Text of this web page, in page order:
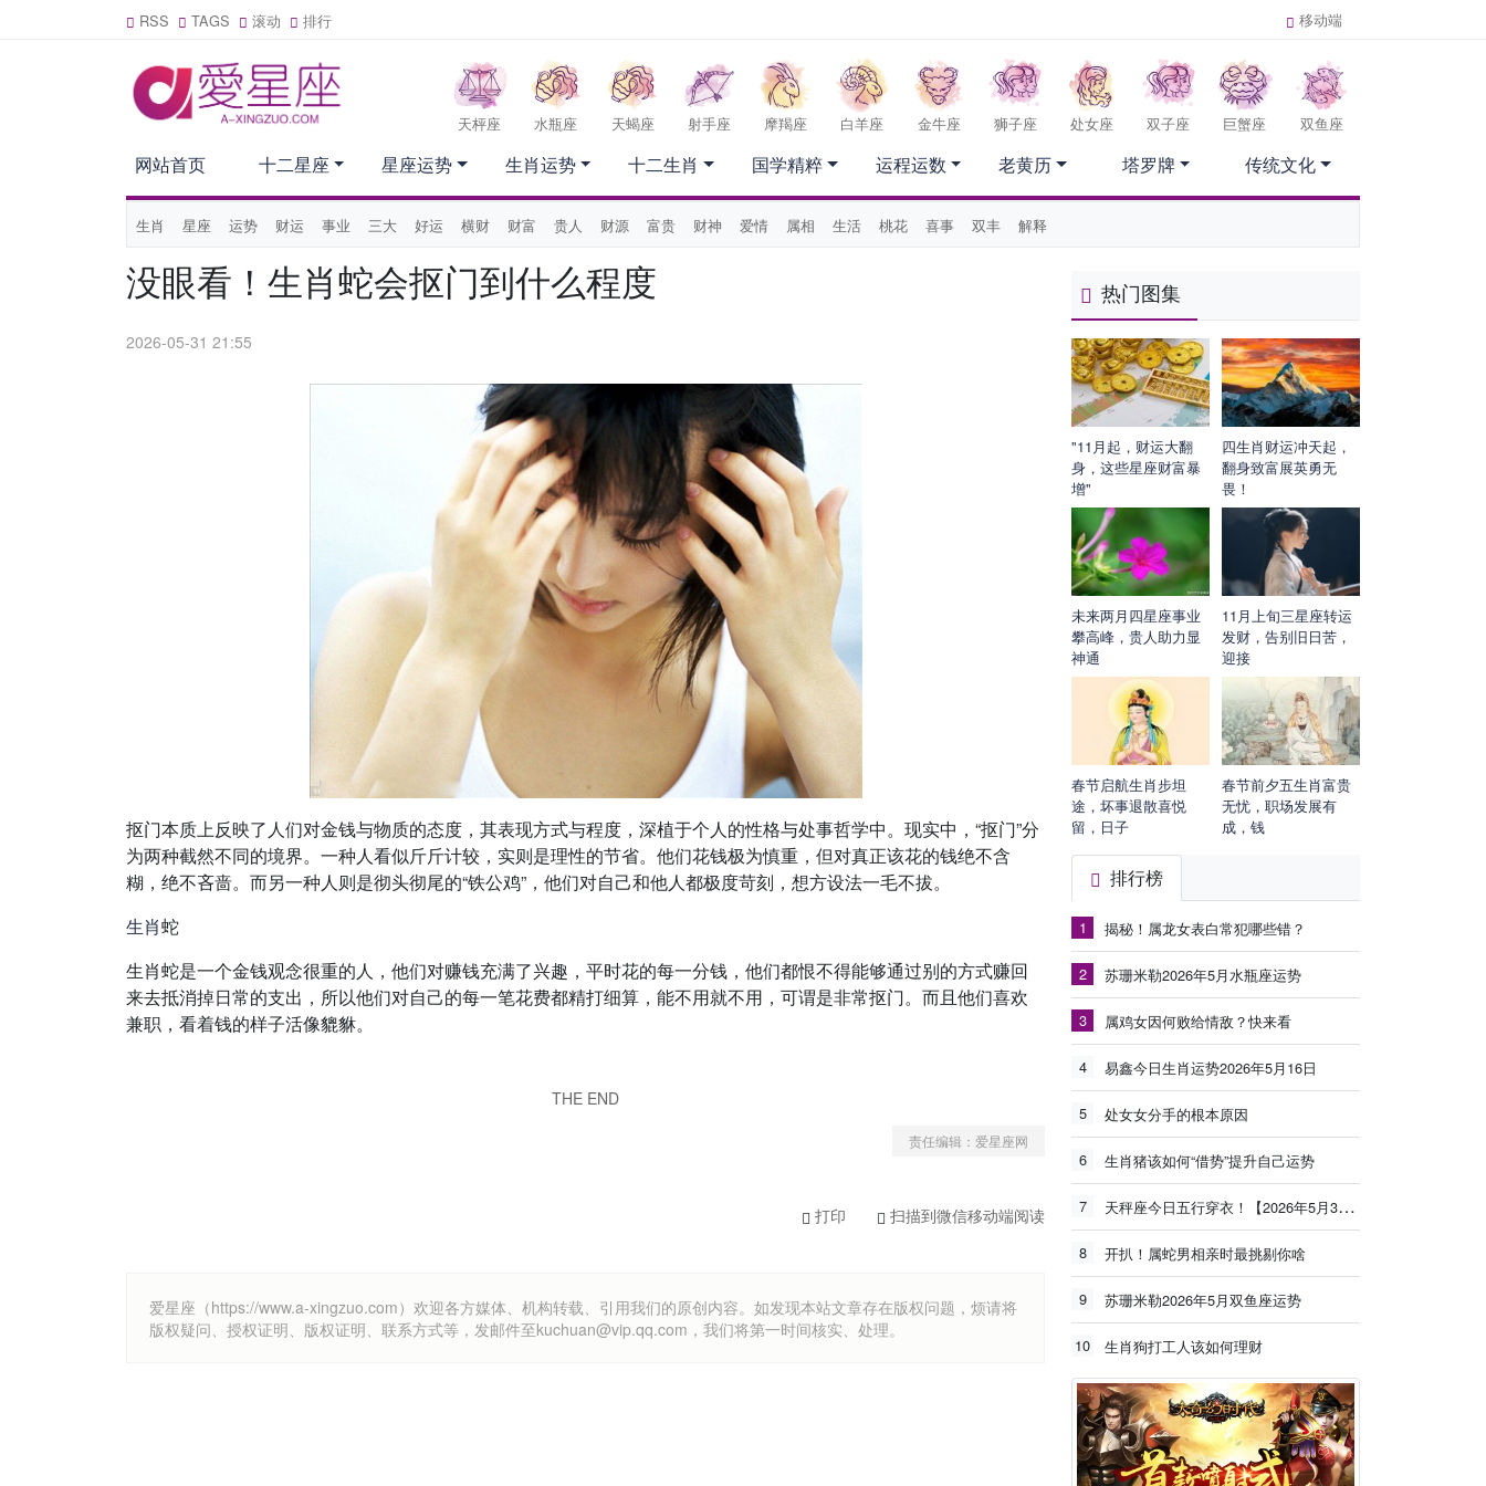
RSS TAGS 滚动 排行 移动端
天枰座 水瓶座 天蝎座 射手座 摩羯座 白羊座 金牛座 狮子座 处女座 双子座 巨蟹座 双鱼座
网站首页
生肖 星座 运势 财运 事业 三大 好运 横财 财富 贵人 财源 富贵 财神 爱情 属相 生活 桃花 喜事 双丰 解释
十二星座 星座运势 生肖运势 十二生肖 国学精粹 运程运数 老黄历 塔罗牌 传统文化
没眼看！生肖蛇会抠门到什么程度
2026-05-31 21:55
抠门本质上反映了人们对金钱与物质的态度，其表现方式与程度，深植于个人的性格与处事哲学中。现实中，“抠门”分
为两种截然不同的境界。一种人看似斤斤计较，实则是理性的节省。他们花钱极为慎重，但对真正该花的钱绝不含
糊，绝不吝啬。而另一种人则是彻头彻尾的“铁公鸡”，他们对自己和他人都极度苛刻，想方设法一毛不拔。
生肖蛇
生肖蛇是一个金钱观念很重的人，他们对赚钱充满了兴趣，平时花的每一分钱，他们都恨不得能够通过别的方式赚回
来去抵消掉日常的支出，所以他们对自己的每一笔花费都精打细算，能不用就不用，可谓是非常抠门。而且他们喜欢
兼职，看着钱的样子活像貔貅。
THE END
责任编辑：爱星座网
打印 扫描到微信移动端阅读
爱星座（https://www.a-xingzuo.com）欢迎各方媒体、机构转载、引用我们的原创内容。如发现本站文章存在版权问题，烦请将
版权疑问、授权证明、版权证明、联系方式等，发邮件至kuchuan@vip.qq.com，我们将第一时间核实、处理。
热门图集
"11月起，财运大翻
身，这些星座财富暴
增"
四生肖财运冲天起，
翻身致富展英勇无
畏！
未来两月四星座事业
攀高峰，贵人助力显
神通
11月上旬三星座转运
发财，告别旧日苦，
迎接
春节启航生肖步坦
途，坏事退散喜悦
留，日子
春节前夕五生肖富贵
无忧，职场发展有
成，钱
排行榜
1 揭秘！属龙女表白常犯哪些错？
2 苏珊米勒2026年5月水瓶座运势
3 属鸡女因何败给情敌？快来看
4 易鑫今日生肖运势2026年5月16日
5 处女女分手的根本原因
6 生肖猪该如何“借势”提升自己运势
7 天秤座今日五行穿衣！【2026年5月30日】
8 开扒！属蛇男相亲时最挑剔你啥
9 苏珊米勒2026年5月双鱼座运势
10 生肖狗打工人该如何理财